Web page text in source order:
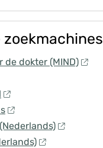
zoekmachines
de dokter (MIND)